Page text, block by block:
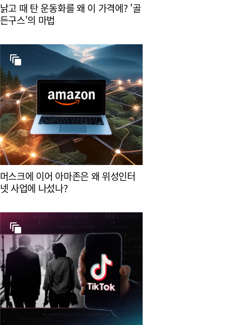
낡고 때 탄 운동화를 왜 이 가격에? '골
든구스'의 마법
머스크에 이어 아마존은 왜 위성인터
넷 사업에 나섰나?